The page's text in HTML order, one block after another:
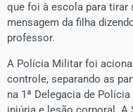
que foi à escola para tirar
mensagem da filha
professor.
A Polícia Militar foi
controle, separando as
na 1ª Delegacia de